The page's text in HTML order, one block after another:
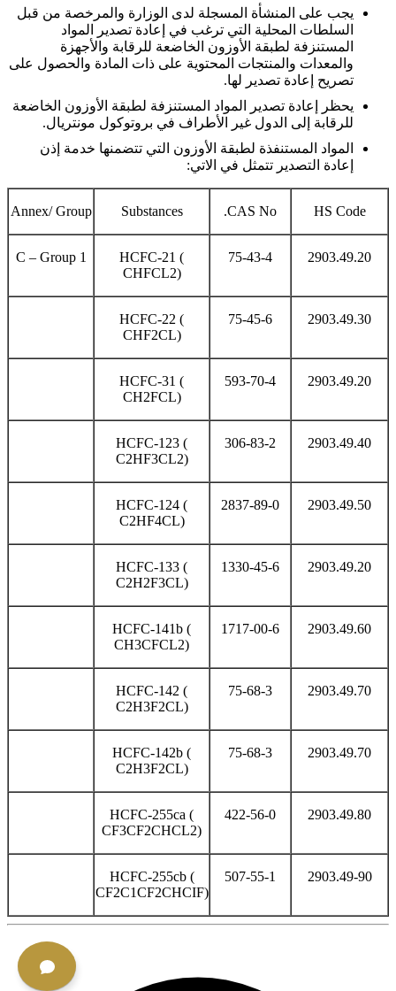
يجب على المنشأة المسجلة لدى الوزارة والمرخصة من قبل
السلطات المحلية التي ترغب في إعادة تصدير المواد
المستنزفة لطبقة الأوزون الخاضعة للرقابة والأجهزة
والمعدات والمنتجات المحتوية على ذات المادة والحصول على
تصريح إعادة تصدير لها.
يحظر إعادة تصدير المواد المستنزفة لطبقة الأوزون الخاضعة
للرقابة إلى الدول غير الأطراف في بروتوكول مونتريال.
المواد المستنفذة لطبقة الأوزون التي تتضمنها خدمة إذن
إعادة التصدير تتمثل في الاتي:
HS Code
CAS No.
Substances
Annex/ Group
2903.49.20
75-43-4
HCFC-21 (
CHFCL2)
C – Group 1
2903.49.30
75-45-6
HCFC-22 (
CHF2CL)
2903.49.20
593-70-4
HCFC-31 (
CH2FCL)
2903.49.40
306-83-2
HCFC-123 (
C2HF3CL2)
2903.49.50
2837-89-0
HCFC-124 (
C2HF4CL)
2903.49.20
1330-45-6
HCFC-133 (
C2H2F3CL)
2903.49.60
1717-00-6
HCFC-141b (
CH3CFCL2)
2903.49.70
75-68-3
HCFC-142 (
C2H3F2CL)
2903.49.70
75-68-3
HCFC-142b (
C2H3F2CL)
2903.49.80
422-56-0
HCFC-255ca (
CF3CF2CHCL2)
2903.49-90
507-55-1
HCFC-255cb (
CF2C1CF2CHCIF)